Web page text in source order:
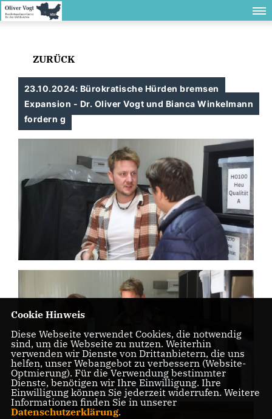
ZURÜCK
23.10.2024: Bürokratische Hürden bremsen
Expansion - Dr. Oliver Vogt und Bianca Winkelmann
fordern g
Cookie Hinweis
Diese Webseite verwendet Cookies, die notwendig
sind, um die Webseite zu nutzen. Weiterhin
verwenden wir Dienste von Drittanbietern, die uns
helfen, unser Webangebot zu verbessern (Website-
Optmierung). Für die Verwendung bestimmter
Dienste, benötigen wir Ihre Einwilligung. Ihre
Einwilligung können Sie jederzeit widerrufen. Weitere
Informationen finden Sie in unserer
Datenschutzerklärung.